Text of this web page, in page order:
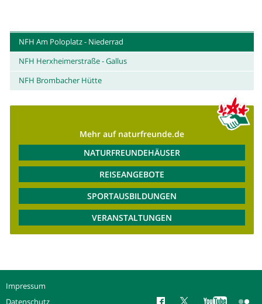
NFH Am Poloplatz - Niederrad
NFH Herxheimerstraße - Gallus
NFH Brombacher Hütte
Mehr auf naturfreunde.de
NATURFREUNDEHÄUSER
REISEANGEBOTE
SPORTAUSBILDUNGEN
VERANSTALTUNGEN
Impressum
Datenschutz